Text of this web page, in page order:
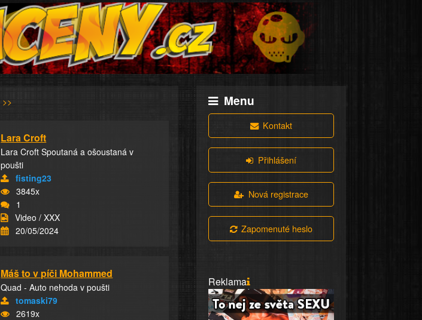
>>
Lara Croft
Lara Croft Spoutaná a ošoustaná v
poušti
fisting23
3845x
1
Video / XXX
20/05/2024
Máš to v píči Mohammed
Quad - Auto nehoda v poušti
tomaski79
2619x
Menu
Kontakt
Přihlášení
Nová registrace
Zapomenuté heslo
Reklama